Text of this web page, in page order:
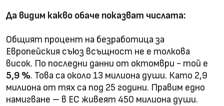
Да видим какво обаче показват числата:
Общият процент на безработица за
Европейския съюз всъщност не е толкова
висок. По последни данни от октомври - той е
5,9 %. Това са около 13 милиона души. Като 2,9
милиона от тях са под 25 години. Правим едно
намигване – в ЕС живеят 450 милиона души.